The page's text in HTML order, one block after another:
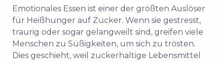
Emotionales Essen ist einer der größten Auslöser
für Heißhunger auf Zucker. Wenn sie gestresst,
traurig oder sogar gelangweilt sind, greifen viele
Menschen zu Süßigkeiten, um sich zu trösten.
Dies geschieht, weil zuckerhaltige Lebensmittel